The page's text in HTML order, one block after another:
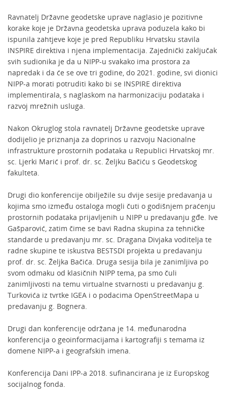
Ravnatelj Državne geodetske uprave naglasio je pozitivne
korake koje je Državna geodetska uprava poduzela kako bi
ispunila zahtjeve koje je pred Republiku Hrvatsku stavila
INSPIRE direktiva i njena implementacija. Zajednički zaključak
svih sudionika je da u NIPP-u svakako ima prostora za
napredak i da će se ove tri godine, do 2021. godine, svi dionici
NIPP-a morati potruditi kako bi se INSPIRE direktiva
implementirala, s naglaskom na harmonizaciju podataka i
razvoj mrežnih usluga.
Nakon Okruglog stola ravnatelj Državne geodetske uprave
dodijelio je priznanja za doprinos u razvoju Nacionalne
infrastrukture prostornih podataka u Republici Hrvatskoj mr.
sc. Ljerki Marić i prof. dr. sc. Željku Bačiću s Geodetskog
fakulteta.
Drugi dio konferencije obilježile su dvije sesije predavanja u
kojima smo između ostaloga mogli čuti o godišnjem praćenju
prostornih podataka prijavljenih u NIPP u predavanju gđe. Ive
Gašparović, zatim čime se bavi Radna skupina za tehničke
standarde u predavanju mr. sc. Dragana Divjaka voditelja te
radne skupine te iskustva BESTSDI projekta u predavanju
prof. dr. sc. Željka Bačića. Druga sesija bila je zanimljiva po
svom odmaku od klasičnih NIPP tema, pa smo čuli
zanimljivosti na temu virtualne stvarnosti u predavanju g.
Turkovića iz tvrtke IGEA i o podacima OpenStreetMapa u
predavanju g. Bognera.
Drugi dan konferencije održana je 14. međunarodna
konferencija o geoinformacijama i kartografiji s temama iz
domene NIPP-a i geografskih imena.
Konferencija Dani IPP-a 2018. sufinancirana je iz Europskog
socijalnog fonda.